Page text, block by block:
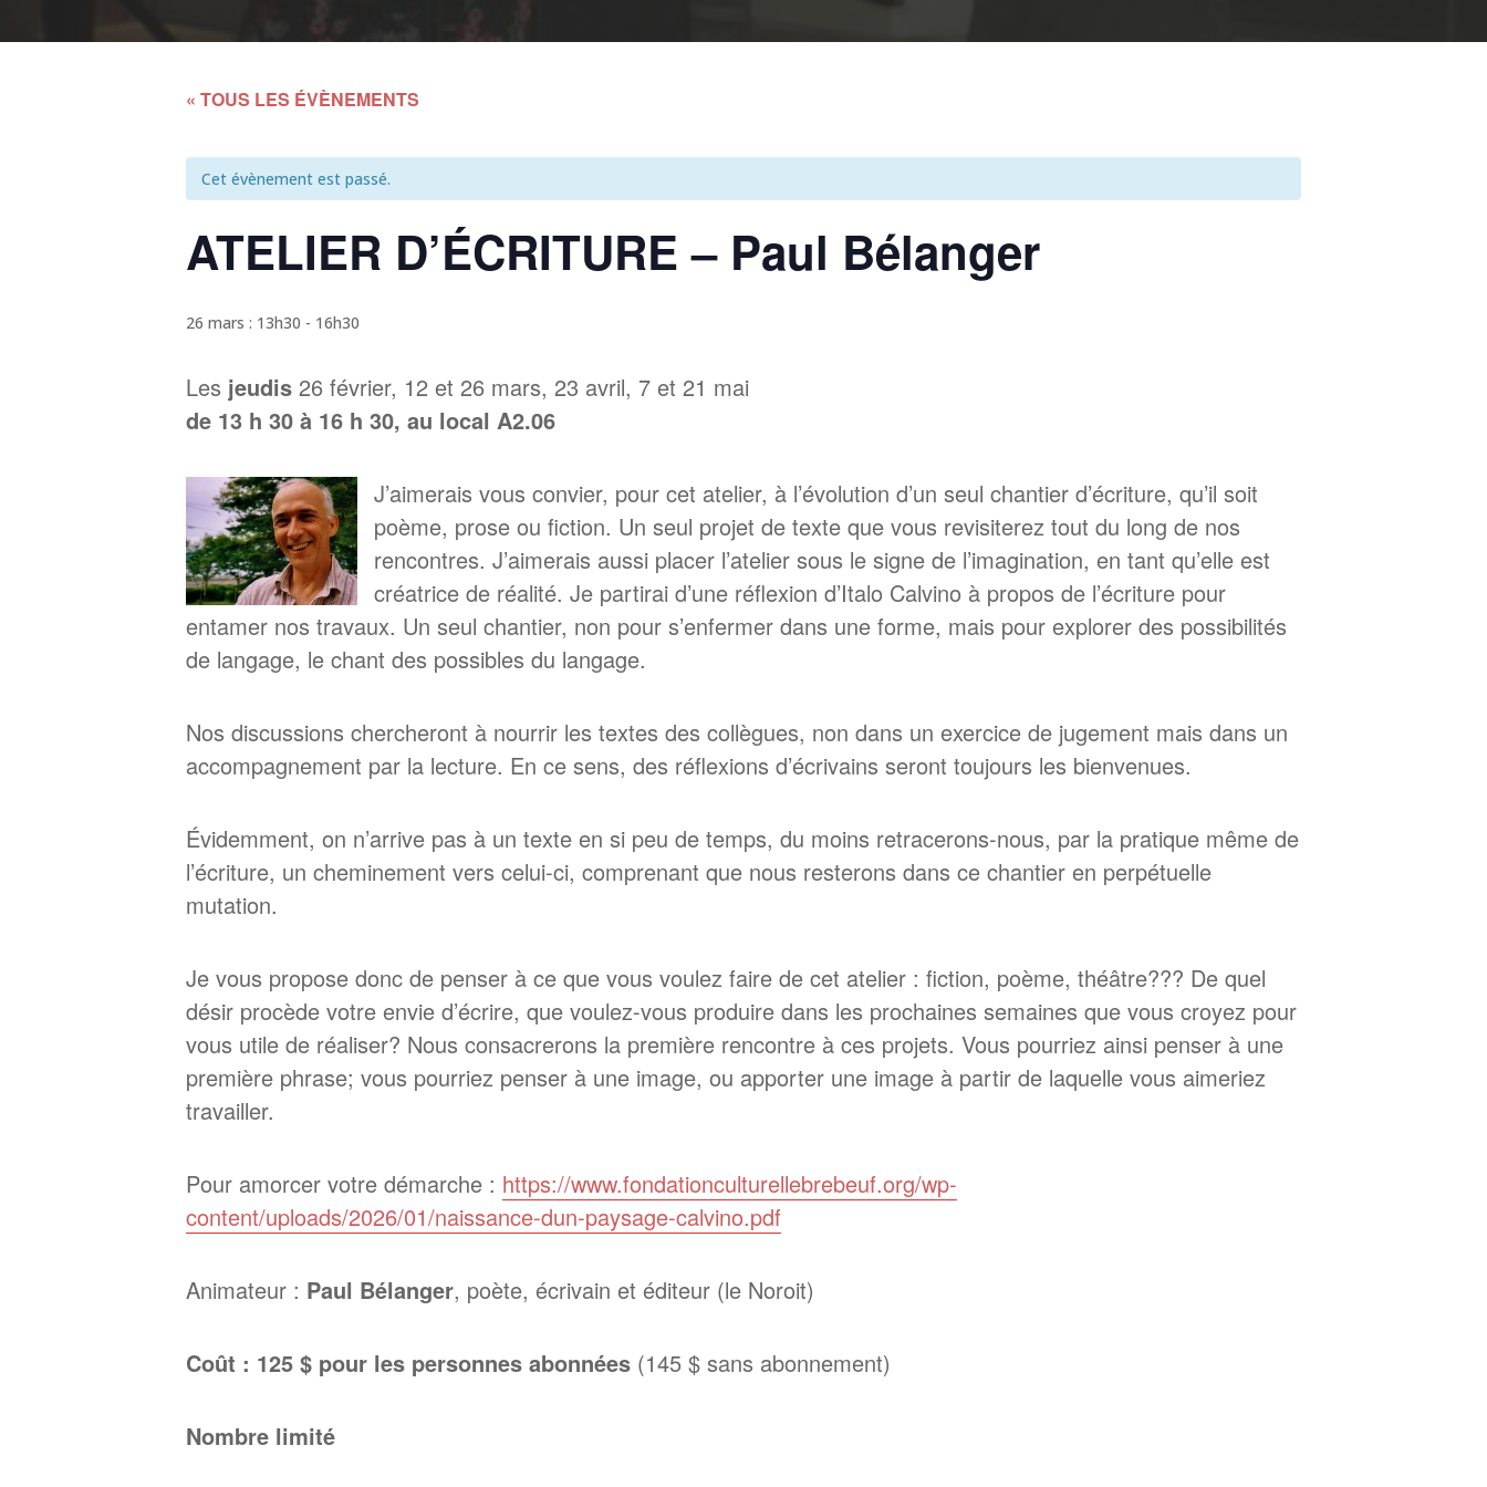
« TOUS LES ÉVÈNEMENTS
Cet évènement est passé.
ATELIER D’ÉCRITURE – Paul Bélanger
26 mars : 13h30 - 16h30
Les jeudis 26 février, 12 et 26 mars, 23 avril, 7 et 21 mai
de 13 h 30 à 16 h 30, au local A2.06
J’aimerais vous convier, pour cet atelier, à l’évolution d’un seul chantier d’écriture, qu’il soit
poème, prose ou fiction. Un seul projet de texte que vous revisiterez tout du long de nos
rencontres. J’aimerais aussi placer l’atelier sous le signe de l’imagination, en tant qu’elle est
créatrice de réalité. Je partirai d’une réflexion d’Italo Calvino à propos de l’écriture pour
entamer nos travaux. Un seul chantier, non pour s’enfermer dans une forme, mais pour explorer des possibilités
de langage, le chant des possibles du langage.
Nos discussions chercheront à nourrir les textes des collègues, non dans un exercice de jugement mais dans un
accompagnement par la lecture. En ce sens, des réflexions d’écrivains seront toujours les bienvenues.
Évidemment, on n’arrive pas à un texte en si peu de temps, du moins retracerons-nous, par la pratique même de
l’écriture, un cheminement vers celui-ci, comprenant que nous resterons dans ce chantier en perpétuelle
mutation.
Je vous propose donc de penser à ce que vous voulez faire de cet atelier : fiction, poème, théâtre??? De quel
désir procède votre envie d’écrire, que voulez-vous produire dans les prochaines semaines que vous croyez pour
vous utile de réaliser? Nous consacrerons la première rencontre à ces projets. Vous pourriez ainsi penser à une
première phrase; vous pourriez penser à une image, ou apporter une image à partir de laquelle vous aimeriez
travailler.
Pour amorcer votre démarche : https://www.fondationculturellebrebeuf.org/wp-
content/uploads/2026/01/naissance-dun-paysage-calvino.pdf
Animateur : Paul Bélanger, poète, écrivain et éditeur (le Noroit)
Coût : 125 $ pour les personnes abonnées (145 $ sans abonnement)
Nombre limité